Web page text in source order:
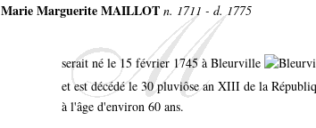
Marie Marguerite MAILLOT n. 1711 - d. 1775
serait né le 15 février 1745 à Bleurville
et est décédé le 30 pluviôse an XIII de la
à l'âge d'environ 60 ans.